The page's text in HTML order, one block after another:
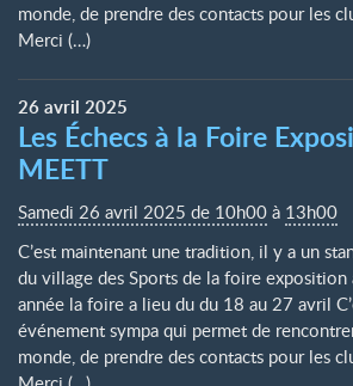
monde, de prendre des contacts pour les
Merci (…)
26avril 2025
Les Échecs à la Foire
MEETT
Samedi 26 avril 2025 de 10h00 à 13h00
C’est maintenant une tradition, il y a un
du village des Sports de la foire exposition
année la foire a lieu du du 18 au 27 avril
événement sympa qui permet de
monde, de prendre des contacts pour les